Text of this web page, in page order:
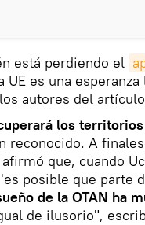
está perdiendo el
UE es una
autores del
los
reconocido. A
que, cuando
'es posible que
de la OTAN ha
de ilusorio",